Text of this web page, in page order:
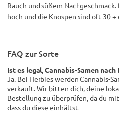
Rauch und süßem
hoch und die Knospen sind oft 30
FAQ zur Sorte
Ist es legal, Cannabis-Samen
Ja. Bei Herbies werden Cannabis-
verkauft. Wir bitten dich, deine
Bestellung zu überprüfen, da du
dass du diese einhältst.